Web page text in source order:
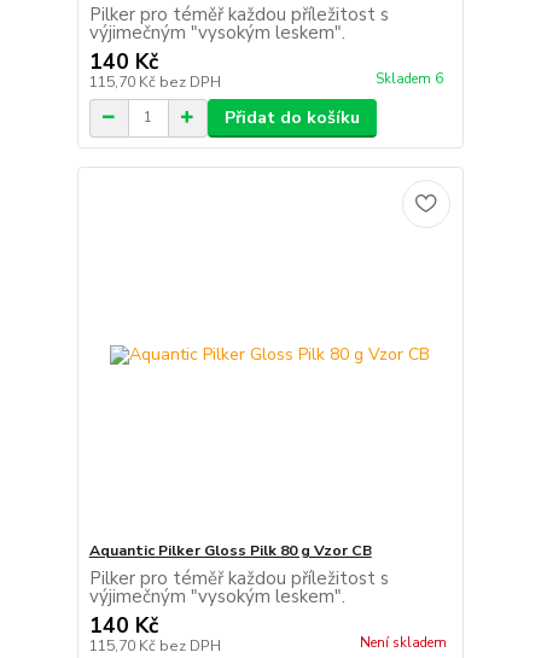
Pilker pro téměř každou příležitost s
výjimečným "vysokým leskem".
140 Kč
115,70 Kč bez DPH Skladem 6
Přidat do košíku
Aquantic Pilker Gloss Pilk 80 g Vzor CB
Pilker pro téměř každou příležitost s
výjimečným "vysokým leskem".
140 Kč
115,70 Kč bez DPH Není skladem